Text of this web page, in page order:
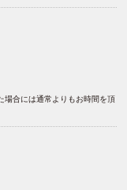
場合には通常よりもお時間を頂